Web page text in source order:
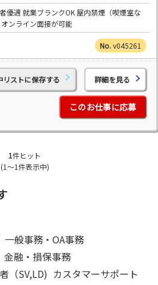
優遇 就業ブランクOK 屋内禁煙（喫煙室な
ンライン面接が可能
v045261
リストに保存する 詳細を見る
このお仕事に応募
1件ヒット
(1～1件表示中)
一般事務・OA事務
金融・損保事務
（SV,LD) カスタマーサポート